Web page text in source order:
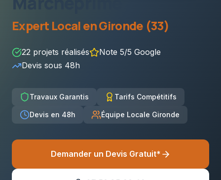
Expert Local enGironde (33)
22 projets réalisés
Note 5/5 Google
Devis sous 48h
Travaux Garantis Tarifs Compétitifs
Devis en 48h Équipe Locale Gironde
Demander un Devis Gratuit*